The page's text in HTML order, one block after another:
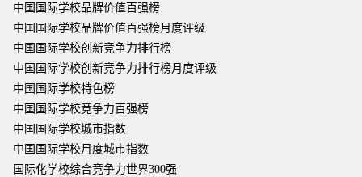
中国国际学校品牌价值百强榜
中国国际学校品牌价值百强榜月度评级
中国国际学校创新竞争力排行榜
中国国际学校创新竞争力排行榜月度评级
中国国际学校特色榜
中国国际学校竞争力百强榜
中国国际学校城市指数
中国国际学校月度城市指数
国际化学校综合竞争力世界300强